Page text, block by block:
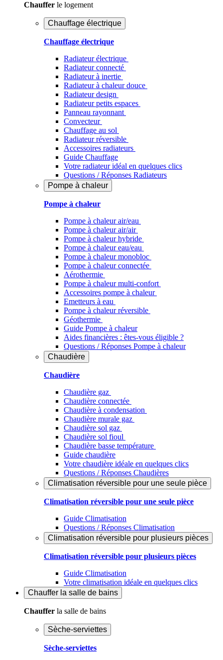
Chauffer le logement
Chauffage électrique
Chauffage électrique
Radiateur électrique
Radiateur connecté
Radiateur à inertie
Radiateur à chaleur douce
Radiateur design
Radiateur petits espaces
Panneau rayonnant
Convecteur
Chauffage au sol
Radiateur réversible
Accessoires radiateurs
Guide Chauffage
Votre radiateur idéal en quelques clics
Questions / Réponses Radiateurs
Pompe à chaleur
Pompe à chaleur
Pompe à chaleur air/eau
Pompe à chaleur air/air
Pompe à chaleur hybride
Pompe à chaleur​ eau/eau
Pompe à chaleur monobloc
Pompe à chaleur connectée
Aérothermie
Pompe à chaleur multi-confort
Accessoires pompe à chaleur
Emetteurs à eau
Pompe à chaleur réversible
Géothermie
Guide Pompe à chaleur
Aides financières : êtes-vous éligible ?
Questions / Réponses Pompe à chaleur
Chaudière
Chaudière
Chaudière gaz
Chaudière connectée
Chaudière à condensation
Chaudière murale gaz
Chaudière sol gaz
Chaudière sol fioul
Chaudière basse température
Guide chaudière
Votre chaudière idéale en quelques clics
Questions / Réponses Chaudières
Climatisation réversible pour une seule pièce
Climatisation réversible pour une seule pièce
Guide Climatisation
Questions / Réponses Climatisation
Climatisation réversible pour plusieurs pièces
Climatisation réversible pour plusieurs pièces
Guide Climatisation
Votre climatisation idéale en quelques clics
Chauffer la salle de bains
Chauffer la salle de bains
Sèche-serviettes
Sèche-serviettes